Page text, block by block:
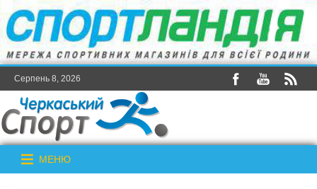
Серпень 8, 2026
МЕНЮ